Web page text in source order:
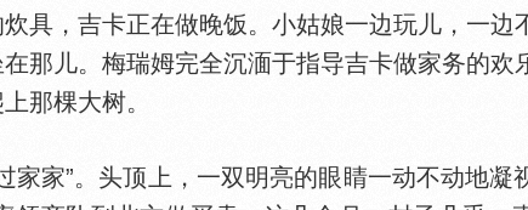
具，吉卡正在做晚饭。小姑娘一边玩儿，一边
在那儿。梅瑞姆完全沉湎于指导吉卡做家务的欢
那棵大树。
家”。头顶上，一双明亮的眼睛一动不动地凝